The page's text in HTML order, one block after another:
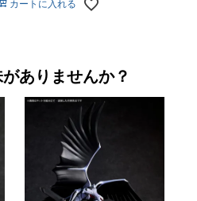
カートに入れる
ありませんか？